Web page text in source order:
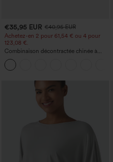
€35,95 EUR €40,95 EUR
Achetez-en 2 pour 61,54 € ou 4 pour
123,08 €.
Combinaison décontractée chinée à
bretelles réglables, fronces et jambes
larges, avec poches — facile comme
tout